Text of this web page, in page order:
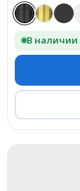
В наличии